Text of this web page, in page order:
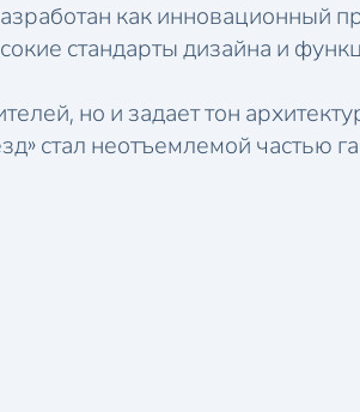
как инновационный
стандарты дизайна и
но и задает тон
стал неотъемлемой частью